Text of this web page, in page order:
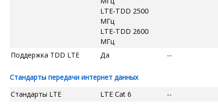
LTE-TDD 2500
МГц
LTE-TDD 2600
МГц
Поддержка TDD LTE Да --
Стандарты передачи интернет данных
Стандарты LTE
LTE Cat 6
--